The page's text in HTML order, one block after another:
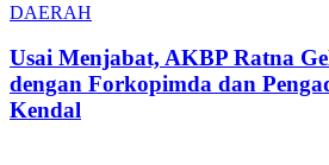
DAERAH
Usai Menjabat, AKBP Ratna
dengan Forkopimda dan
Kendal